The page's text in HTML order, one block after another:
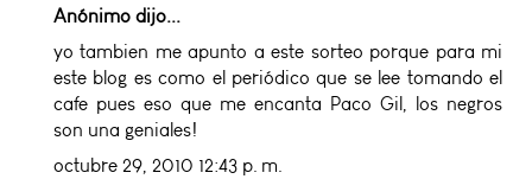
Anónimo dijo...
yo tambien me apunto a este sorteo porque para mi
este blog es como el periódico que se lee tomando el
cafe pues eso que me encanta Paco Gil, los negros
son una geniales!
octubre 29, 2010 12:43 p. m.